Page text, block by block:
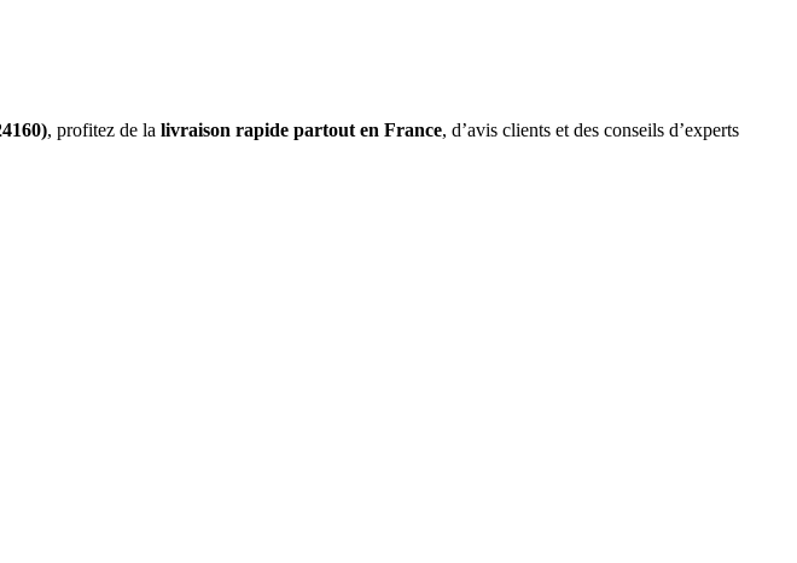
, profitez de la livraison rapide partout en France, d’avis clients et des conseils d’experts